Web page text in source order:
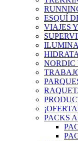
ESQUÍ
VIAJES
NORDIC
PACKS